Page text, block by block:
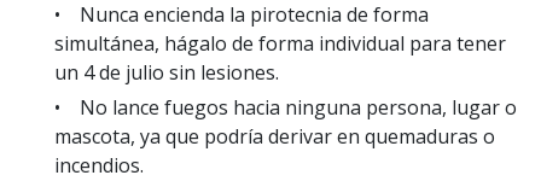
• Nunca encienda la pirotecnia de forma
simultánea, hágalo de forma individual para tener
un 4 de julio sin lesiones.
• No lance fuegos hacia ninguna persona, lugar o
mascota, ya que podría derivar en quemaduras o
incendios.